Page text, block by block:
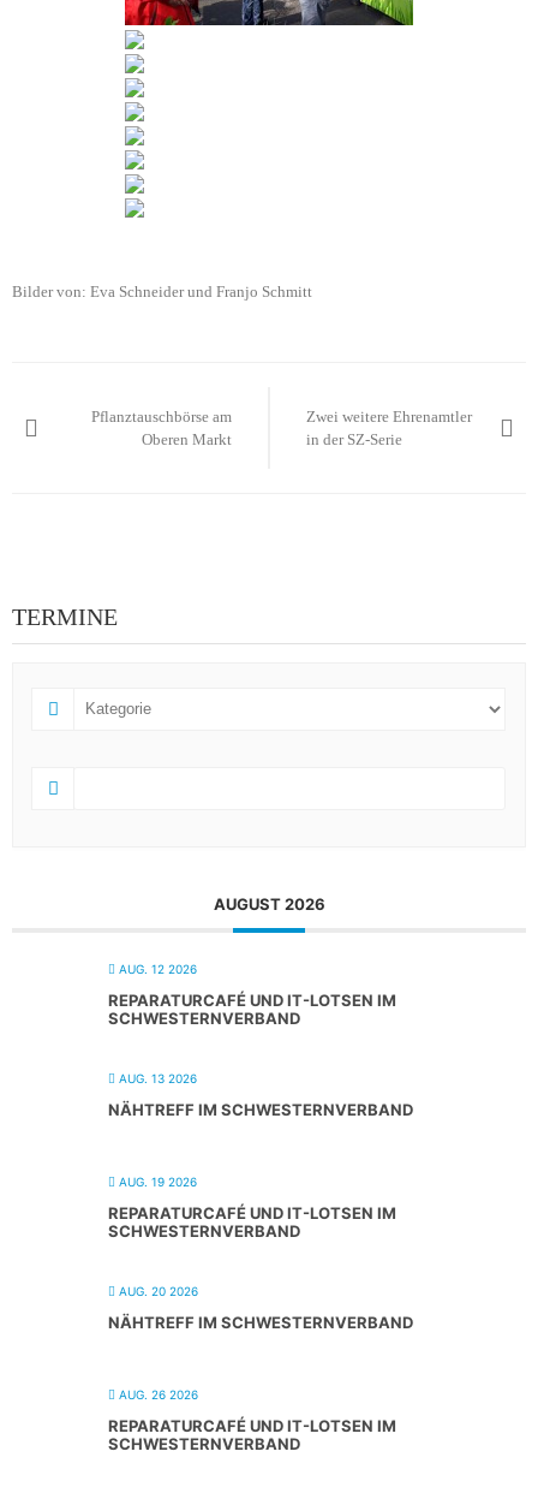
Bilder von: Eva Schneider und Franjo Schmitt
Pflanztauschbörse am
Oberen Markt
Zwei weitere Ehrenamtler
in der SZ-Serie
TERMINE
AUGUST 2026
AUG. 12 2026
REPARATURCAFÉ UND IT-LOTSEN IM
SCHWESTERNVERBAND
AUG. 13 2026
NÄHTREFF IM SCHWESTERNVERBAND
AUG. 19 2026
REPARATURCAFÉ UND IT-LOTSEN IM
SCHWESTERNVERBAND
AUG. 20 2026
NÄHTREFF IM SCHWESTERNVERBAND
AUG. 26 2026
REPARATURCAFÉ UND IT-LOTSEN IM
SCHWESTERNVERBAND